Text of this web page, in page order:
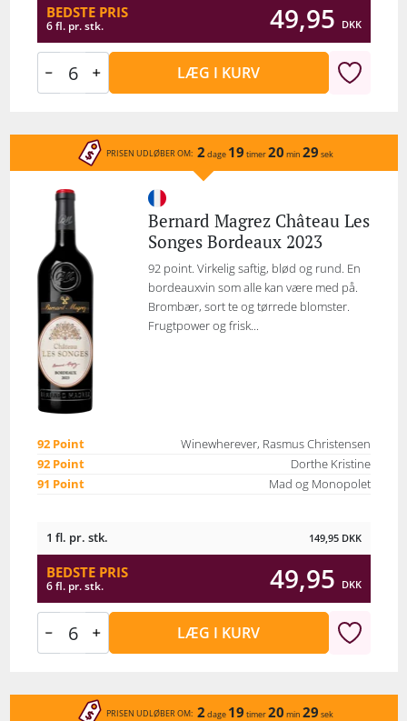
BEDSTE PRIS
6 fl. pr. stk. 49,95 DKK
LÆG I KURV
PRISEN UDLØBER OM: 2 dage 19 timer20 min 29 sek
Bernard Magrez Château Les
Songes Bordeaux 2023
92 point. Virkelig saftig, blød og rund. En
bordeauxvin som alle kan være med på.
Brombær, sort te og tørrede blomster.
Frugtpower og frisk...
92 Point
Winewherever, Rasmus Christensen
92 Point
Dorthe Kristine
91 Point
Mad og Monopolet
1 fl. pr. stk. 149,95 DKK
BEDSTE PRIS
6 fl. pr. stk. 49,95 DKK
LÆG I KURV
PRISEN UDLØBER OM: 2 dage 19 timer20 min 29 sek